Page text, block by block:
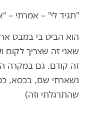
"תגיד לי" – אמרתי –
הוא הביט בי במבט
שאני זה שצריך לקום
זה קודם. גם במקרה
נשארתי שם, בכסא,
שהתרגלתי וזה)